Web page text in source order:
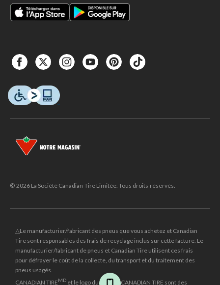
© 2026 La Société Canadian Tire Limitée. Tous droits réservés.
△Le manufacturier/fabricant des pneus que vous achetez et Canadian
Tire sont responsables des frais de recyclage inclus sur cette facture. Le
manufacturier/fabricant de pneus et Canadian Tire utilisent ces frais
pour défrayer le coût de la collecte, du transport et du traitement des
pneus usagés.
CANADIAN TIREMD et le logo du triangle CANADIAN TIRE sont des